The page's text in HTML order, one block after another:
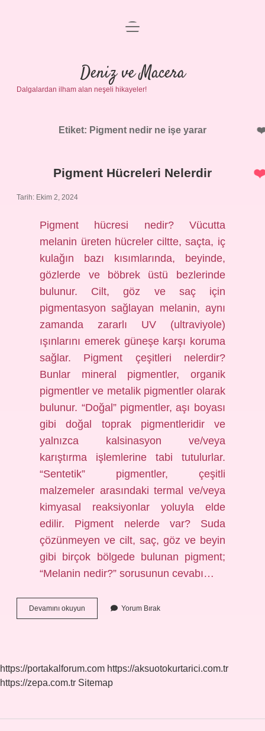
Anasayfa
Gizlilik Politikası
Yasal Uyarı
menüyü
Deniz ve Macera
Dalgalardan ilham alan neşeli hikayeler!
Etiket: Pigment nedir ne işe yarar
Pigment Hücreleri Nelerdir
Tarih: Ekim 2, 2024
Pigment hücresi nedir? Vücutta
melanin üreten hücreler ciltte, saçta, iç
kulağın bazı kısımlarında, beyinde,
gözlerde ve böbrek üstü bezlerinde
bulunur. Cilt, göz ve saç için
pigmentasyon sağlayan melanin, aynı
zamanda zararlı UV (ultraviyole)
ışınlarını emerek güneşe karşı koruma
sağlar. Pigment çeşitleri nelerdir?
Bunlar mineral pigmentler, organik
pigmentler ve metalik pigmentler olarak
bulunur. “Doğal” pigmentler, aşı boyası
gibi doğal toprak pigmentleridir ve
yalnızca kalsinasyon ve/veya
karıştırma işlemlerine tabi tutulurlar.
“Sentetik” pigmentler, çeşitli
malzemeler arasındaki termal ve/veya
kimyasal reaksiyonlar yoluyla elde
edilir. Pigment nelerde var? Suda
çözünmeyen ve cilt, saç, göz ve beyin
gibi birçok bölgede bulunan pigment;
“Melanin nedir?” sorusunun cevabı…
Devamını okuyun Pigment
Hücreleri
Yorum Bırak
https://portakalforum.com https://aksuotokurtarici.com.tr
https://zepa.com.tr Sitemap